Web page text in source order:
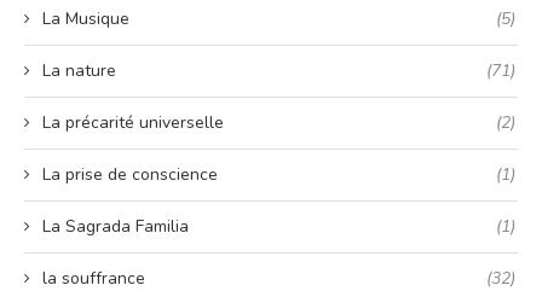
La Musique (5)
La nature (71)
La précarité universelle (2)
La prise de conscience (1)
La Sagrada Familia (1)
la souffrance (32)